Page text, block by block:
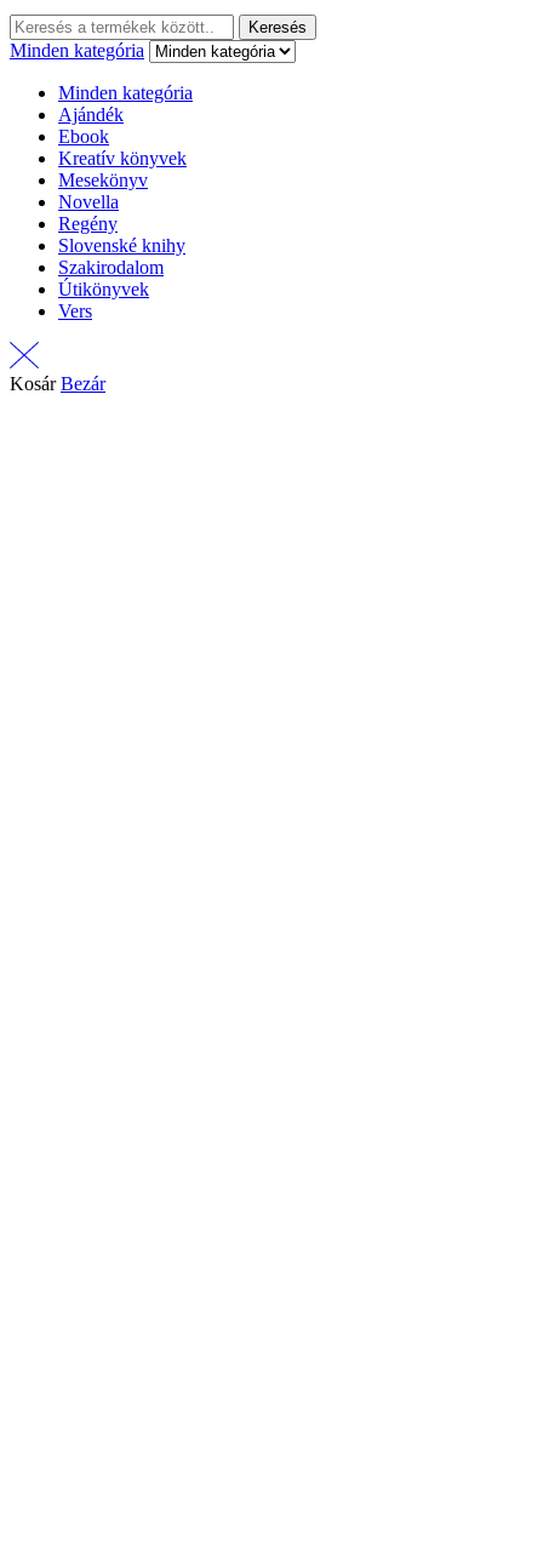
Keresés: Keresés
Minden kategória
Minden kategória
Ajándék
Ebook
Kreatív könyvek
Mesekönyv
Novella
Regény
Slovenské knihy
Szakirodalom
Útikönyvek
Vers
Kosár Bezár